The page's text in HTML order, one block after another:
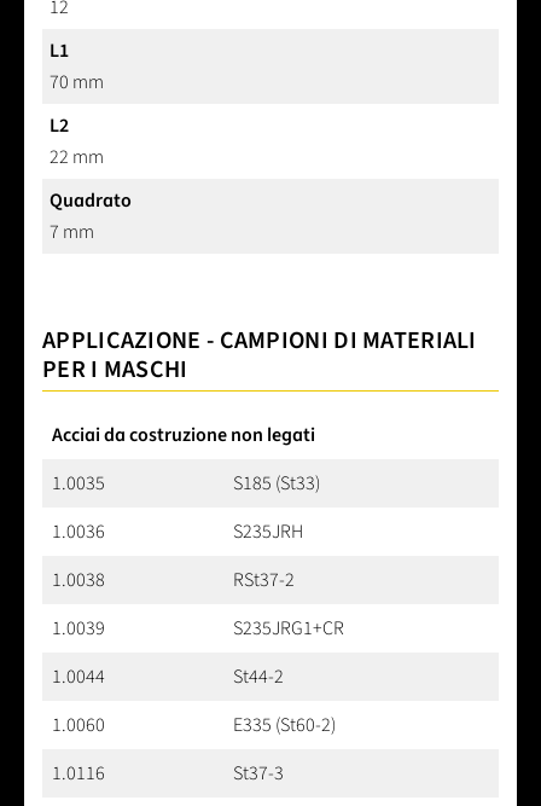
12
L1
70 mm
L2
22 mm
Quadrato
7 mm
APPLICAZIONE - CAMPIONI DI MATERIALI
PER I MASCHI
Acciai da costruzione non legati
1.0035
S185 (St33)
1.0036
S235JRH
1.0038
RSt37-2
1.0039
S235JRG1+CR
1.0044
St44-2
1.0060
E335 (St60-2)
1.0116
St37-3